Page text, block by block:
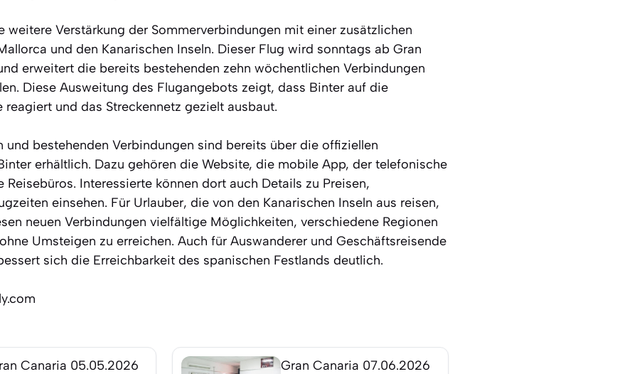
weitere Verstärkung der Sommerverbindungen mit einer zusätzlichen
und den Kanarischen Inseln. Dieser Flug wird sonntags ab Gran
erweitert die bereits bestehenden zehn wöchentlichen Verbindungen
Diese Ausweitung des Flugangebots zeigt, dass Binter auf die
und das Streckennetz gezielt ausbaut.
und bestehenden Verbindungen sind bereits über die offiziellen
erhältlich. Dazu gehören die Website, die mobile App, der telefonische
Reisebüros. Interessierte können dort auch Details zu Preisen,
einsehen. Für Urlauber, die von den Kanarischen Inseln aus reisen,
neuen Verbindungen vielfältige Möglichkeiten, verschiedene Regionen
Umsteigen zu erreichen. Auch für Auswanderer und Geschäftsreisende
sich die Erreichbarkeit des spanischen Festlands deutlich.
Canaria 05.05.2026 Gran Canaria 07.06.2026